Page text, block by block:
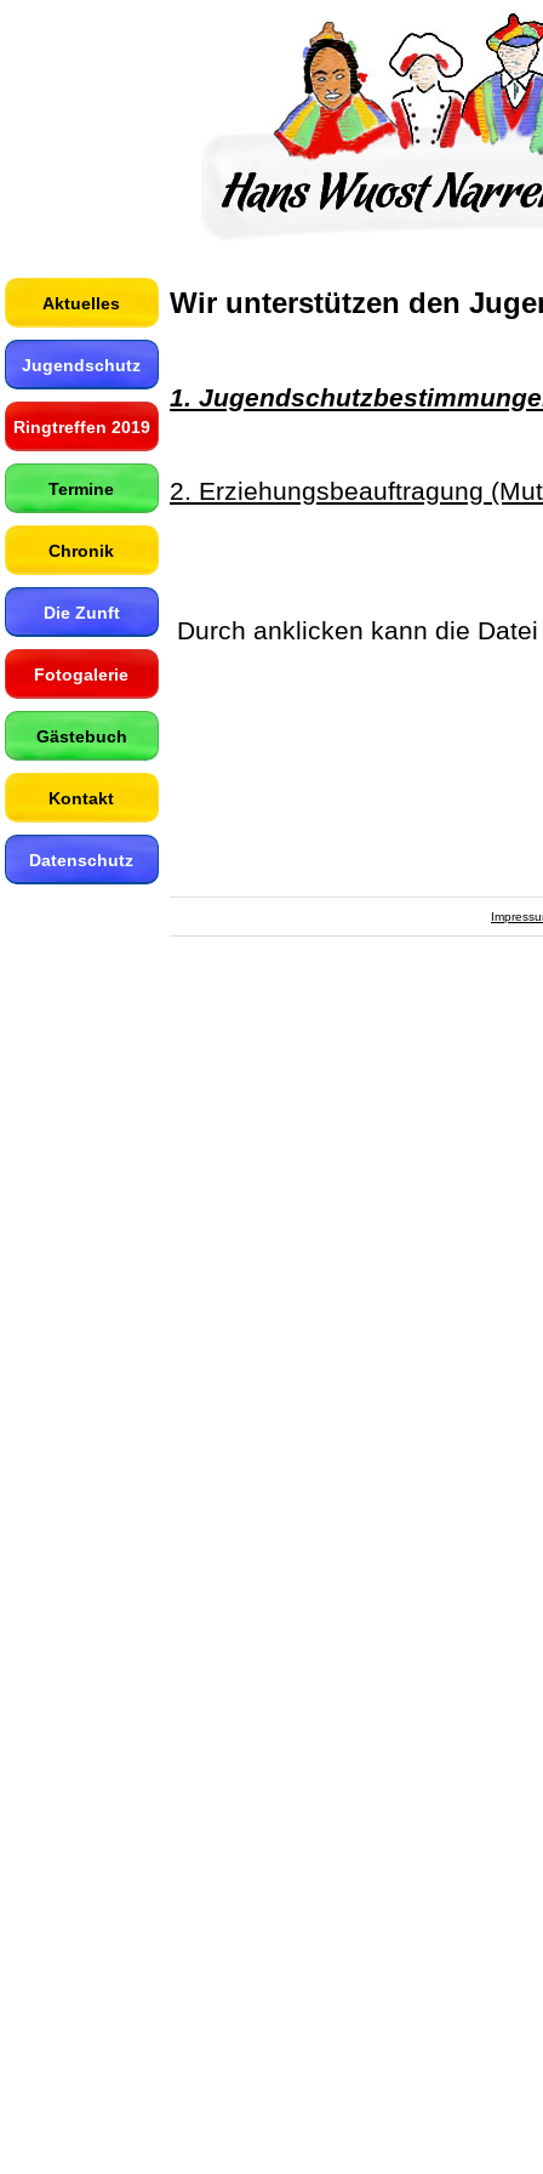
Aktuelles
Jugendschutz
Ringtreffen 2019
Termine
Chronik
Die Zunft
Fotogalerie
Gästebuch
Kontakt
Datenschutz
Wir unterstützen den
1.
2. Erziehungsbeauftragung
Durch anklicken kann die